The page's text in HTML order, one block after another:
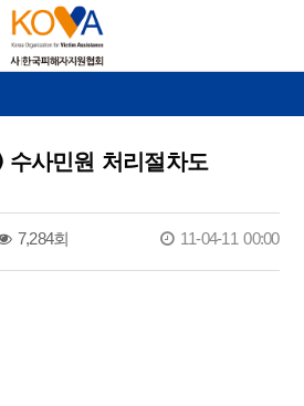
수사민원 처리절차도
7,284회 11-04-11 00:00